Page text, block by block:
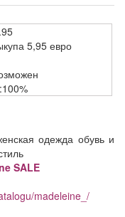
5,95 евро
:100%
одежда обувь и
SALE
madeleine_/